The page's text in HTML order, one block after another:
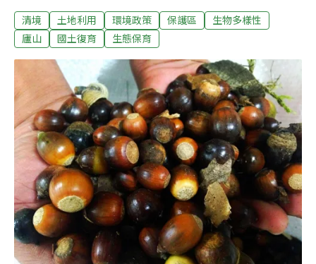
估為高潛勢風險地區，局部劃設為國土復育促進地區；而
既有的開發區，建議以專案輔導合法為主。縣府建設處也
地區納入國土計畫中的國土保育區、條件開發區和可開發
區。至於廬山地區先前已被縣府劃設為保護區和河川區，
在納入南投縣國土計畫後，依先前的都市計畫通盤檢討的
狀況，納入國土計畫後應會劃設為國土保育區。縣長林明
溱聽完簡報後，要求各局處配合計畫各分項需要，就自己
主管業務進行規劃。尤其是未來要新設的風景區、產業園
區、工業區、醫療用地、長照等社福用地…等有迫切性需
求的土地開發案，更是要盡早做好土地分區規劃，納入國
土計畫中。
清境 土地利用 環境政策 保護區
生物多樣性
廬山
國土復育 生態保育